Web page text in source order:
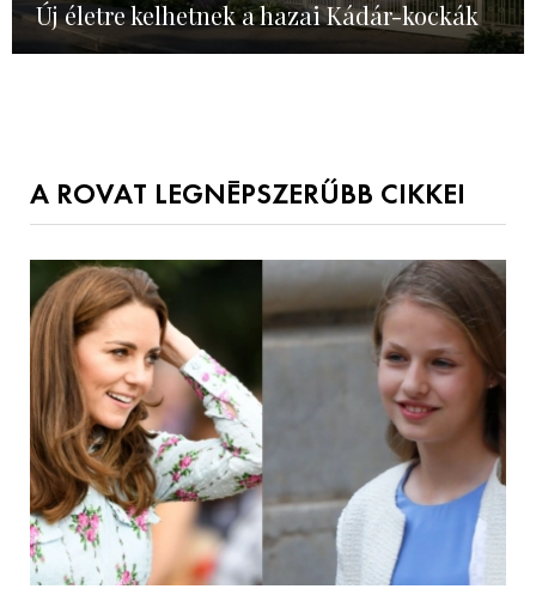
Új életre kelhetnek a hazai Kádár-kockák
A ROVAT LEGNÉPSZERŰBB CIKKEI